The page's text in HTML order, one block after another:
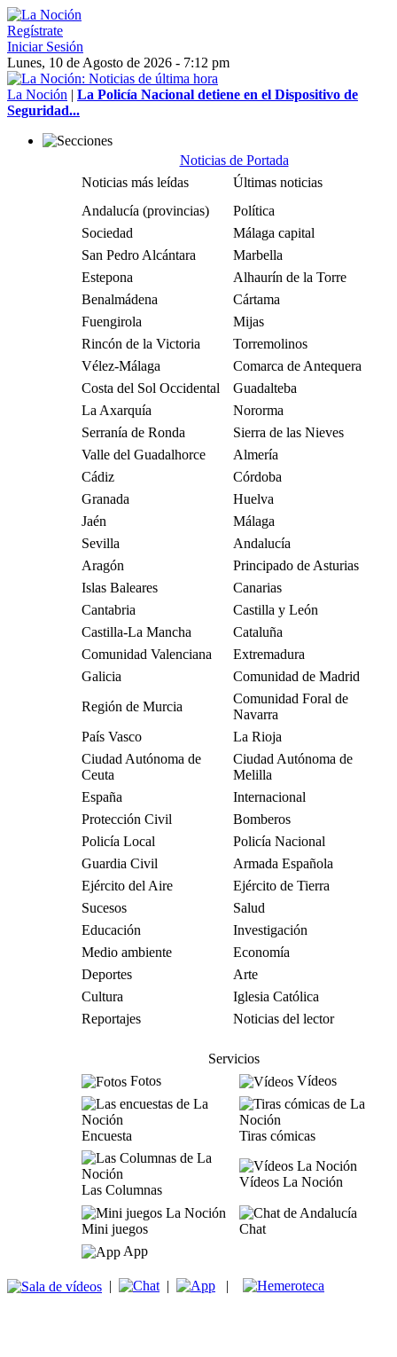
Regístrate
Iniciar Sesión
Lunes, 10 de Agosto de 2026 - 7:12 pm
La Noción | La Policía Nacional detiene en el Dispositivo de
Seguridad...
Noticias de Portada
Noticias más leídas
Últimas noticias
Andalucía (provincias)
Política
Sociedad
Málaga capital
San Pedro Alcántara
Marbella
Estepona
Alhaurín de la Torre
Benalmádena
Cártama
Fuengirola
Mijas
Rincón de la Victoria
Torremolinos
Vélez-Málaga
Comarca de Antequera
Costa del Sol Occidental
Guadalteba
La Axarquía
Nororma
Serranía de Ronda
Sierra de las Nieves
Valle del Guadalhorce
Almería
Cádiz
Córdoba
Granada
Huelva
Jaén
Málaga
Sevilla
Andalucía
Aragón
Principado de Asturias
Islas Baleares
Canarias
Cantabria
Castilla y León
Castilla-La Mancha
Cataluña
Comunidad Valenciana
Extremadura
Galicia
Comunidad de Madrid
Región de Murcia
Comunidad Foral de
Navarra
País Vasco
La Rioja
Ciudad Autónoma de
Ceuta
Ciudad Autónoma de
Melilla
España
Internacional
Protección Civil
Bomberos
Policía Local
Policía Nacional
Guardia Civil
Armada Española
Ejército del Aire
Ejército de Tierra
Sucesos
Salud
Educación
Investigación
Medio ambiente
Economía
Deportes
Arte
Cultura
Iglesia Católica
Reportajes
Noticias del lector
Servicios
Fotos
Vídeos
Encuesta Tiras cómicas
Las Columnas
Vídeos La Noción
Mini juegos
Chat
App
| | |